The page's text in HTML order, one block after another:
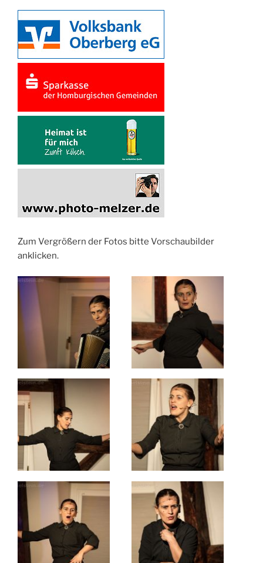
Zum Vergrößern der Fotos bitte Vorschaubilder
anklicken.